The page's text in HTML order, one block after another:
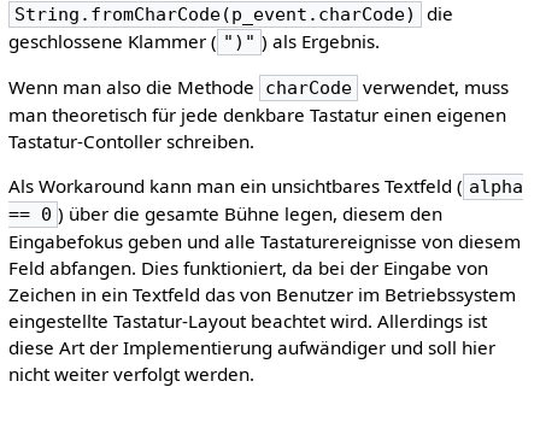
String.fromCharCode(p_event.charCode)
die
geschlossene Klammer ( ")" ) als Ergebnis.
Wenn man also die Methode
charCode verwendet, muss
man theoretisch für jede denkbare Tastatur einen eigenen
Tastatur-Contoller schreiben.
Als Workaround kann man ein unsichtbares Textfeld ( alpha
== 0 ) über die gesamte Bühne legen, diesem den
Eingabefokus geben und alle Tastaturereignisse von diesem
Feld abfangen. Dies funktioniert, da bei der Eingabe von
Zeichen in ein Textfeld das von Benutzer im Betriebssystem
eingestellte Tastatur-Layout beachtet wird. Allerdings ist
diese Art der Implementierung aufwändiger und soll hier
nicht weiter verfolgt werden.